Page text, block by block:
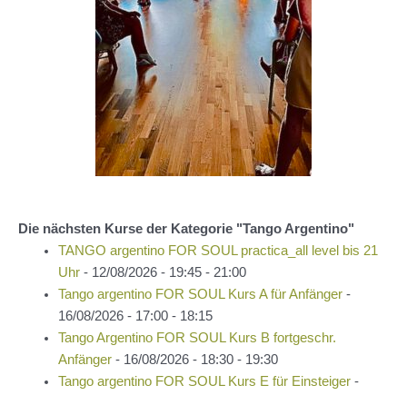
Die nächsten Kurse der Kategorie "Tango Argentino"
TANGO argentino FOR SOUL practica_all level bis 21
Uhr- 12/08/2026 - 19:45 - 21:00
Tango argentino FOR SOUL Kurs A für Anfänger-
16/08/2026 - 17:00 - 18:15
Tango Argentino FOR SOUL Kurs B fortgeschr.
Anfänger- 16/08/2026 - 18:30 - 19:30
Tango argentino FOR SOUL Kurs E für Einsteiger-